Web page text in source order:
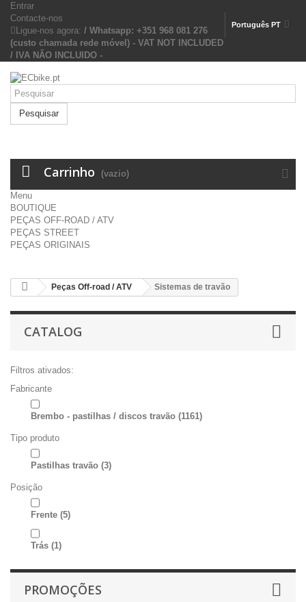
Entrar
Português PT
Contacte-nos
Ligue-nos agora: / Whatsapp: +351 968 081 276
(custo chamada rede móvel) - VAT NOT INCLUDED
/ IVA NÃO INCLUIDO -
Pesquisar
Carrinho (vazio)
Menu
BOUTIQUE
PEÇAS OFF-ROAD / ATV
PEÇAS STREET
PEÇAS ORIGINAIS
Peças Off-road / ATV Sistemas de travão
CATALOG
Filtros ativados:
Fabricante
Brembo - pastilhas / discos travão (1161)
Tipo produto
Pastilhas travão (3)
Posição
Frente (5)
Trás (1)
PROMOÇÕES